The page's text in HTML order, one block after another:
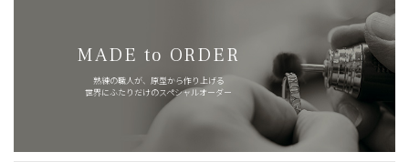
MADE to ORDER
熟練の職人が、原型から作り上げる
世界にふたりだけのスペシャルオーダー